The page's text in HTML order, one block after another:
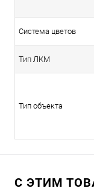
Система цветов
Тип ЛКМ
Тип объекта
С ЭТИМ